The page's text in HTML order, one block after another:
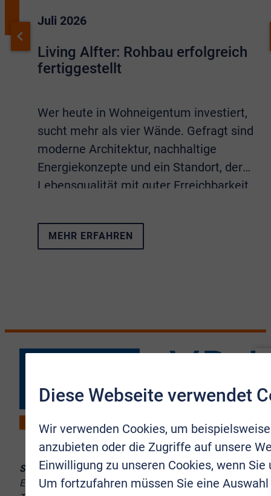
Juli 2026
Living Alfter: Rohbau erfolgreich
fertiggestellt
Wer heute in Wohneigentum investiert,
sucht mehr als vier Wände. Gefragt sind
moderne Architektur, nachhaltige
Energiekonzepte und ein Standort, der
Lebensqualität mit guter Erreichbarkeit
vereint das Neubauprojekt
MEHR ERFAHREN
Sie erreichen uns:
Europaplatz 10–12, 53721 Siegburg
Diese Webseite verwendet
Wir verwenden Cookies, um
anzubieten oder die Zugriffe auf unsere
Einwilligung zu unseren Cookies, wenn
Um fortzufahren müssen Sie eine